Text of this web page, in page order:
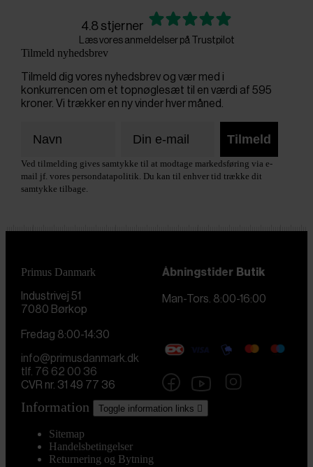
4.8 stjerner
Læs vores anmeldelser på Trustpilot
Tilmeld nyhedsbrev
Tilmeld dig vores nyhedsbrev og vær med i
konkurrencen om et topnøglesæt til en værdi af 595
kroner. Vi trækker en ny vinder hver måned.
Tilmeld
Ved tilmelding gives samtykke til at modtage markedsføring via e-
mail jf. vores persondatapolitik. Du kan til enhver tid trække dit
samtykke tilbage.
Primus Danmark
Industrivej 51
7080 Børkop
Åbningstider Butik
Man-Tors. 8:00-16:00
Fredag 8:00-14:30
info@primusdanmark.dk
tlf. 76 62 00 36
CVR nr. 31 49 77 36
Information Toggle information links 
Sitemap
Handelsbetingelser
Returnering og Bytning